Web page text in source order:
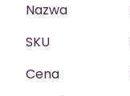
Nazwa
SKU
Cena